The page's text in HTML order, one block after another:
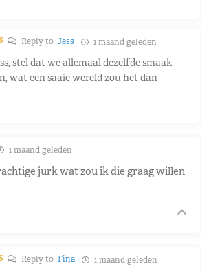
Reply to Jess 1 maand geleden
stel dat we allemaal dezelfde smaak
wat een saaie wereld zou het dan
1 maand geleden
jurk wat zou ik die graag willen
Reply to Fina 1 maand geleden